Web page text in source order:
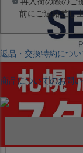
前にご連絡差し
返品・交換特約につい
商品についてのお問